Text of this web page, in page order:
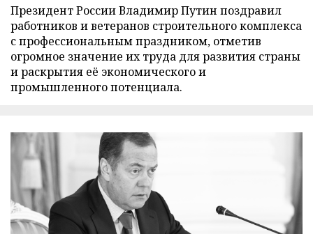
Президент России Владимир Путин поздравил
работников и ветеранов строительного комплекса
с профессиональным праздником, отметив
огромное значение их труда для развития страны
и раскрытия её экономического и
промышленного потенциала.